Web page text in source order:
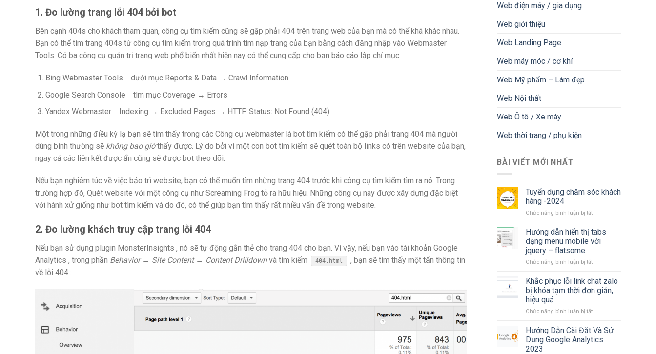
1. Đo lường trang lỗi 404 bởi bot
Bên cạnh 404s cho khách tham quan, công cụ tìm kiếm cũng sẽ gặp phải 404 trên trang web của bạn mà có thể khá khác nhau.
Bạn có thể tìm trang 404s từ công cụ tìm kiếm trong quá trình tìm nạp trang của bạn bằng cách đăng nhập vào Webmaster
Tools. Có ba công cụ quản trị trang web phổ biến nhất hiện nay có thể cung cấp cho bạn báo cáo lập chỉ mục:
Bing Webmaster Tools dưới mục Reports & Data → Crawl Information
Google Search Console tìm mục Coverage → Errors
Yandex Webmaster Indexing → Excluded Pages → HTTP Status: Not Found (404)
Một trong những điều kỳ lạ bạn sẽ tìm thấy trong các Công cụ webmaster là bot tìm kiếm có thể gặp phải trang 404 mà người
dùng bình thường sẽ không bao giờthấy được. Lý do bởi vì một con bot tìm kiếm sẽ quét toàn bộ links có trên website của bạn,
ngay cả các liên kết được ẩn cũng sẽ được bot theo dõi.
Nếu bạn nghiêm túc về việc bảo trì website, bạn có thể muốn tìm những trang 404 trước khi công cụ tìm kiếm tìm ra nó. Trong
trường hợp đó, Quét website với một công cụ như Screaming Frog tỏ ra hữu hiệu. Những công cụ này được xây dựng đặc biệt
với hành xử giống như bot tìm kiếm và do đó, có thể giúp bạn tìm thấy rất nhiều vấn đề trong website.
2. Đo lường khách truy cập trang lỗi 404
Nếu bạn sử dụng plugin MonsterInsights , nó sẽ tự động gắn thẻ cho trang 404 cho bạn. Vì vậy, nếu bạn vào tài khoản Google
Analytics , trong phần Behavior → Site Content → Content Drilldownvà tìm kiếm 404.html
, bạn sẽ tìm thấy một tấn thông tin
về lỗi 404 :
Web điện máy / gia dụng
Web giới thiệu
Web Landing Page
Web máy móc / cơ khí
Web Mỹ phẩm – Làm đẹp
Web Nội thất
Web Ô tô / Xe máy
Web thời trang / phụ kiện
BÀI VIẾT MỚI NHẤT
Tuyển dụng chăm sóc khách
hàng -2024
Chức năng bình luận bị tắtở
dụng
chăm
sóc
hàng
Hướng dẫn hiển thị tabs
dạng menu mobile với
jquery – flatsome
Chức năng bình luận bị tắtở
dẫn
hiển
thị
dạng
mobile
với
Khắc phục lỗi link chat zalo
bị khóa tạm thời đơn giản,
hiệu quả
Chức năng bình luận bị tắtở
phục
lỗi
link
Hướng Dẫn Cài Đặt Và Sử
Dụng Google Analytics
2023